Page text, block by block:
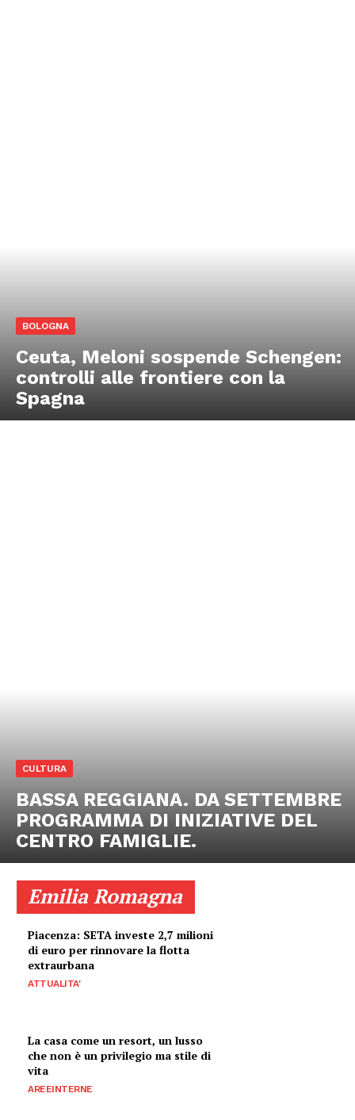
BOLOGNA
Ceuta, Meloni sospende Schengen:
controlli alle frontiere con la
Spagna
CULTURA
BASSA REGGIANA. DA SETTEMBRE
PROGRAMMA DI INIZIATIVE DEL
CENTRO FAMIGLIE.
Emilia Romagna
Piacenza: SETA investe 2,7 milioni
di euro per rinnovare la flotta
extraurbana
ATTUALITA'
La casa come un resort, un lusso
che non è un privilegio ma stile di
vita
AREEINTERNE